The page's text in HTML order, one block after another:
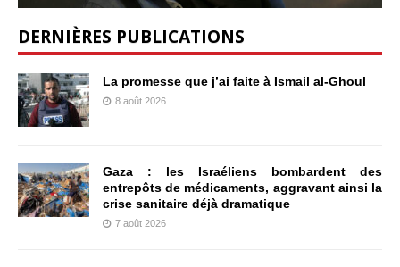
DERNIÈRES PUBLICATIONS
La promesse que j’ai faite à Ismail al-Ghoul
8 août 2026
Gaza : les Israéliens bombardent des
entrepôts de médicaments, aggravant ainsi la
crise sanitaire déjà dramatique
7 août 2026